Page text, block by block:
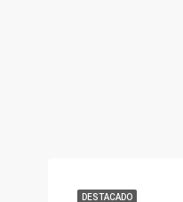
DESTACADO